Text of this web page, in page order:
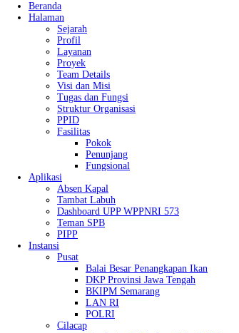
Beranda
Halaman
Sejarah
Profil
Layanan
Proyek
Team Details
Visi dan Misi
Tugas dan Fungsi
Struktur Organisasi
PPID
Fasilitas
Pokok
Penunjang
Fungsional
Aplikasi
Absen Kapal
Tambat Labuh
Dashboard UPP WPPNRI 573
Teman SPB
PIPP
Instansi
Pusat
Balai Besar Penangkapan Ikan
DKP Provinsi Jawa Tengah
BKIPM Semarang
LAN RI
POLRI
Cilacap